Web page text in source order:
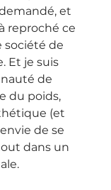
et
reproché ce
société de
Et je suis
de
du poids,
(et
de se
dans un